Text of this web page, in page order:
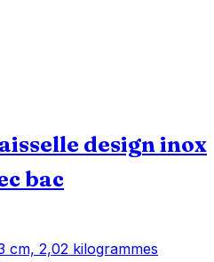
design inox
bac
cm, 2,02 kilogrammes